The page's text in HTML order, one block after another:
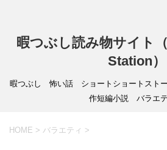
暇つぶし読み物サイト
Station）
暇つぶし 怖い話 ショートショートスト
作短編小説 バラエ
HOME > バラエティ >